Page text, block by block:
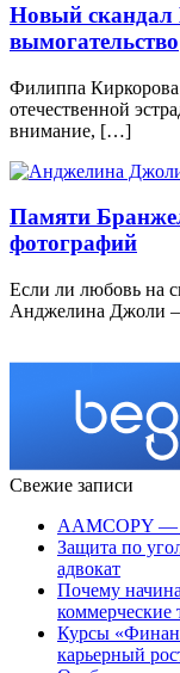
Новый скандал
вымогательство
Филиппа Киркорова
отечественной
внимание, […]
Памяти
фотографий
Если ли любовь на
Анджелина Джоли
Свежие записи
AAMCOPY —
Защита по
адвокат
Почему
Курсы
карьерный